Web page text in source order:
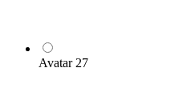
Avatar 27